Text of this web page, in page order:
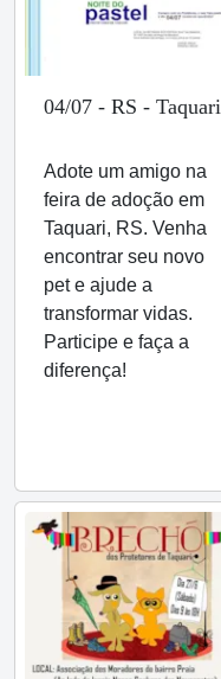
04/07 - RS - Taquari
Adote um amigo na
feira de adoção em
Taquari, RS. Venha
encontrar seu novo
pet e ajude a
transformar vidas.
Participe e faça a
diferença!